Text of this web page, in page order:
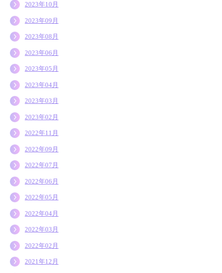
2023年10月
2023年09月
2023年08月
2023年06月
2023年05月
2023年04月
2023年03月
2023年02月
2022年11月
2022年09月
2022年07月
2022年06月
2022年05月
2022年04月
2022年03月
2022年02月
2021年12月